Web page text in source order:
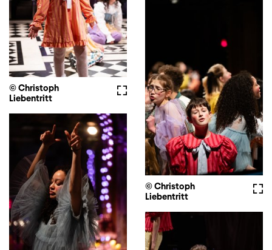
Fullscreen
© Christoph
Liebentritt
© Christoph
Liebentritt